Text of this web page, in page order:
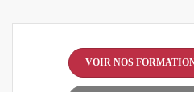
VOIR NOS